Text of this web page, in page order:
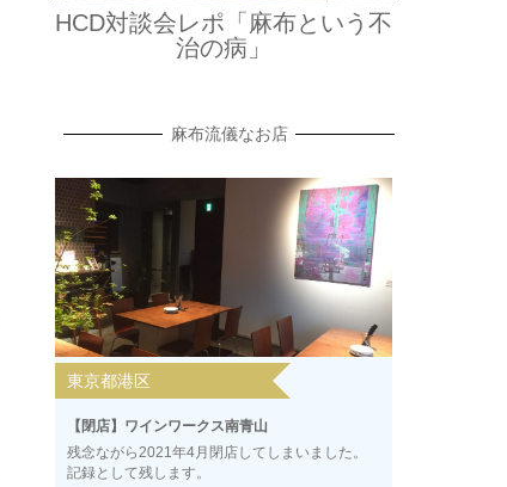
HCD対談会レポ「麻布という不
治の病」
麻布流儀なお店
東京都港区
【閉店】ワインワークス南青山
残念ながら2021年4月閉店してしまいました。
記録として残します。